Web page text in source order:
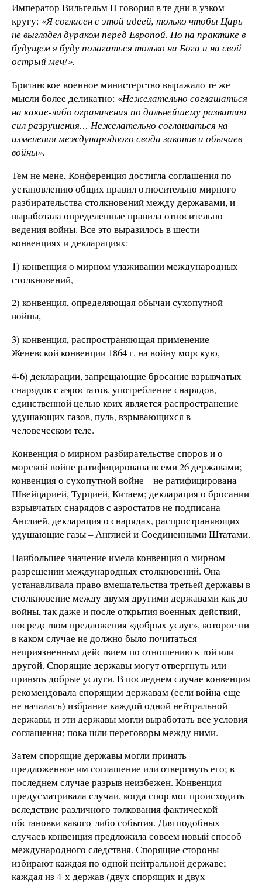
Император Вильгельм II говорил в те дни в узком
кругу: «Я согласен с этой идеей, только чтобы Царь
не выглядел дураком перед Европой. Но на практике в
будущем я буду полагаться только на Бога и на свой
острый меч!».
Британское военное министерство выражало те же
мысли более деликатно: «Нежелательно соглашаться
на какие-либо ограничения по дальнейшему развитию
сил разрушения… Нежелательно соглашаться на
изменения международного свода законов и обычаев
войны».
Тем не мене, Конференция достигла соглашения по
установлению общих правил относительно мирного
разбирательства столкновений между державами, и
выработала определенные правила относительно
ведения войны. Все это выразилось в шести
конвенциях и декларациях:
1) конвенция о мирном улаживании международных
столкновений,
2) конвенция, определяющая обычаи сухопутной
войны,
3) конвенция, распространяющая применение
Женевской конвенции 1864 г. на войну морскую,
4-6) декларации, запрещающие бросание взрывчатых
снарядов с аэростатов, употребление снарядов,
единственной целью коих является распространение
удушающих газов, пуль, взрывающихся в
человеческом теле.
Конвенция о мирном разбирательстве споров и о
морской войне ратифицирована всеми 26 державами;
конвенция о сухопутной войне – не ратифицирована
Швейцарией, Турцией, Китаем; декларация о бросании
взрывчатых снарядов с аэростатов не подписана
Англией, декларация о снарядах, распространяющих
удушающие газы – Англией и Соединенными Штатами.
Наибольшее значение имела конвенция о мирном
разрешении международных столкновений. Она
устанавливала право вмешательства третьей державы в
столкновение между двумя другими державами как до
войны, так даже и после открытия военных действий,
посредством предложения «добрых услуг», которое ни
в каком случае не должно было почитаться
неприязненным действием по отношению к той или
другой. Спорящие державы могут отвергнуть или
принять добрые услуги. В последнем случае конвенция
рекомендовала спорящим державам (если война еще
не началась) избрание каждой одной нейтральной
державы, и эти державы могли выработать все условия
соглашения; пока шли переговоры между ними.
Затем спорящие державы могли принять
предложенное им соглашение или отвергнуть его; в
последнем случае разрыв неизбежен. Конвенция
предусматривала случаи, когда спор мог происходить
вследствие различного толкования фактической
обстановки какого-либо события. Для подобных
случаев конвенция предложила совсем новый способ
международного следствия. Спорящие стороны
избирают каждая по одной нейтральной державе;
каждая из 4-х держав (двух спорящих и двух